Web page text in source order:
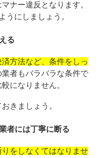
ナー違反となります。
うにしましょう。
る
方法など、条件をしっ
業者もバラバラな条件で
になりません。
きましょう。
者には丁寧に断る
をしなくてはなりませ